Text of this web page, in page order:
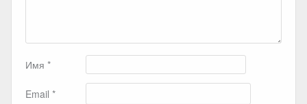
Имя *
Email *